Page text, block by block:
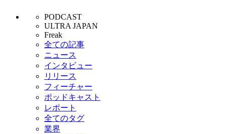
PODCAST
ULTRA JAPAN
Freak
全ての記事
ニュース
インタビュー
リリース
フィーチャー
ポッドキャスト
レポート
全てのタグ
業界